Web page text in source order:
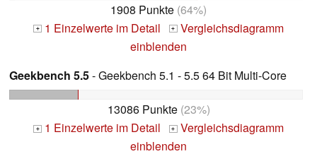
1908 Punkte (64%)
+ 1 Einzelwerte im Detail + Vergleichsdiagramm
einblenden
Geekbench 5.5- Geekbench 5.1 - 5.5 64 Bit Multi-Core
13086 Punkte(23%)
+ 1 Einzelwerte im Detail + Vergleichsdiagramm
einblenden